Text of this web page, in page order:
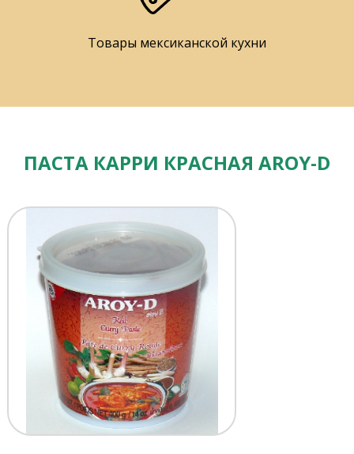
Товары мексиканской кухни
ПАСТА КАРРИ КРАСНАЯ AROY-D